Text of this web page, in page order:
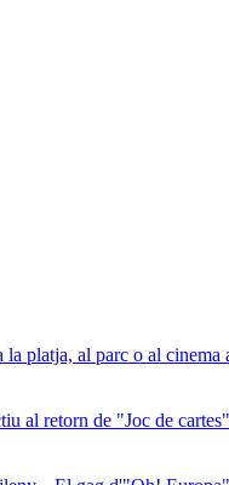
platja, al parc o al cinema
al retorn de "Joc de